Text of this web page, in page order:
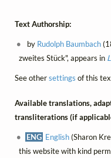
Text Authorship:
by Rudolph Baumbach
zweites Stück", appears in
See othersettings of this
Available translations,
transliterations (if
ENG English(Sharon
this website with kind